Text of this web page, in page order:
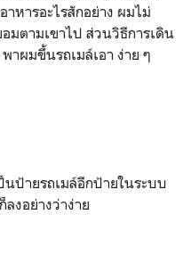
าหารอะไรสักอย่าง ผมไม่
มตามเขาไป ส่วนวิธีการเดิน
าผมขึ้นรถเมล์เอา ง่าย ๆ
ป้ายรถเมล์อีกป้ายในระบบ
งอย่างว่าง่าย